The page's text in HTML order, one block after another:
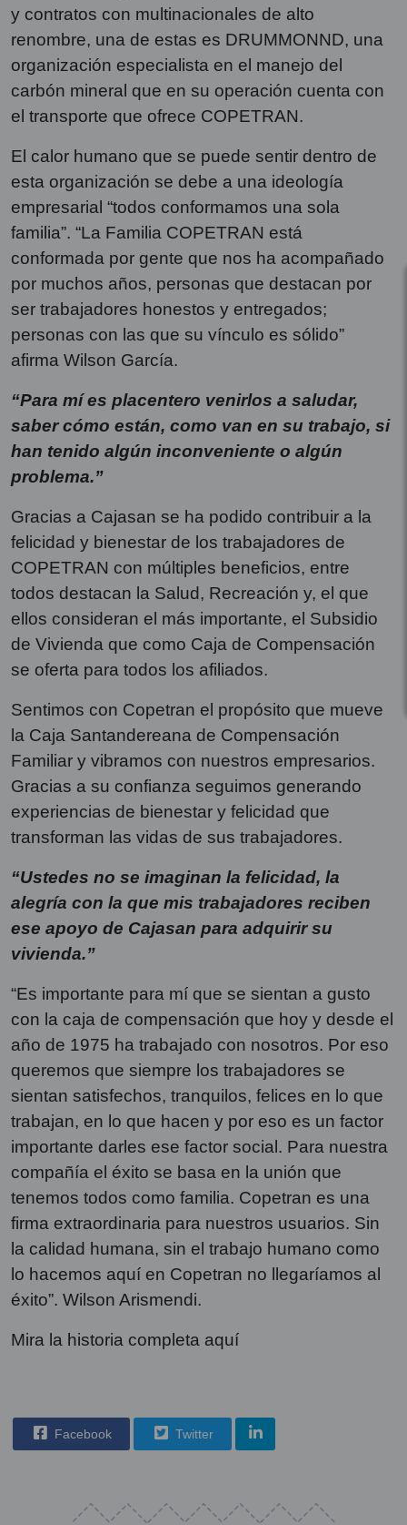
y contratos con multinacionales de alto
renombre, una de estas es DRUMMONND, una
organización especialista en el manejo del
carbón mineral que en su operación cuenta con
el transporte que ofrece COPETRAN.
El calor humano que se puede sentir dentro de
esta organización se debe a una ideología
empresarial “todos conformamos una sola
familia”. “La Familia COPETRAN está
conformada por gente que nos ha acompañado
por muchos años, personas que destacan por
ser trabajadores honestos y entregados;
personas con las que su vínculo es sólido”
afirma Wilson García.
“Para mí es placentero venirlos a saludar,
saber cómo están, como van en su trabajo, si
han tenido algún inconveniente o algún
problema.”
Gracias a Cajasan se ha podido contribuir a la
felicidad y bienestar de los trabajadores de
COPETRAN con múltiples beneficios, entre
todos destacan la Salud, Recreación y, el que
ellos consideran el más importante, el Subsidio
de Vivienda que como Caja de Compensación
se oferta para todos los afiliados.
Sentimos con Copetran el propósito que mueve
la Caja Santandereana de Compensación
Familiar y vibramos con nuestros empresarios.
Gracias a su confianza seguimos generando
experiencias de bienestar y felicidad que
transforman las vidas de sus trabajadores.
“Ustedes no se imaginan la felicidad, la
alegría con la que mis trabajadores reciben
ese apoyo de Cajasan para adquirir su
vivienda.”
“Es importante para mí que se sientan a gusto
con la caja de compensación que hoy y desde el
año de 1975 ha trabajado con nosotros. Por eso
queremos que siempre los trabajadores se
sientan satisfechos, tranquilos, felices en lo que
trabajan, en lo que hacen y por eso es un factor
importante darles ese factor social. Para nuestra
compañía el éxito se basa en la unión que
tenemos todos como familia. Copetran es una
firma extraordinaria para nuestros usuarios. Sin
la calidad humana, sin el trabajo humano como
lo hacemos aquí en Copetran no llegaríamos al
éxito”. Wilson Arismendi.
Mira la historia completa aquí
Facebook Twitter